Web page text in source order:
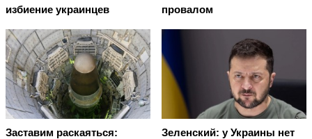
избиение украинцев
провалом
Заставим раскаяться:
Зеленский: у Украины нет